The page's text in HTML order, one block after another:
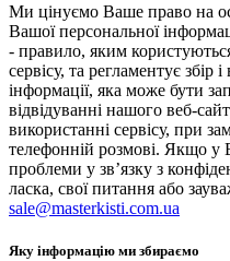
Ми цінуємо Ваше право на
Вашої персональної
- правило, яким
сервісу, та регламентує збір
інформації, яка може бути
відвідуванні нашого веб-
використанні сервісу, при
телефонній розмові. Якщо у
проблеми у зв’язку з
ласка, свої питання або
sale@masterkisti.com.ua
Яку інформацію ми збираємо